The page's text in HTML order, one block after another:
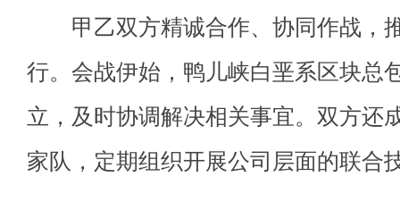
甲乙双方精诚合作、协同作战，
行。会战伊始，鸭儿峡白垩系区块总
立，及时协调解决相关事宜。双方还
家队，定期组织开展公司层面的联合